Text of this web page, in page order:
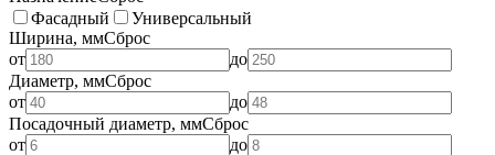
Фасадный
Универсальный
Ширина, ммСброс
от
до
Диаметр, ммСброс
от
до
Посадочный диаметр, ммСброс
от
до